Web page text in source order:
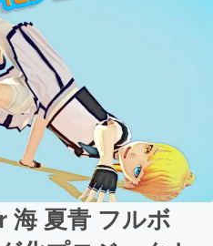
海 夏青 フルボ